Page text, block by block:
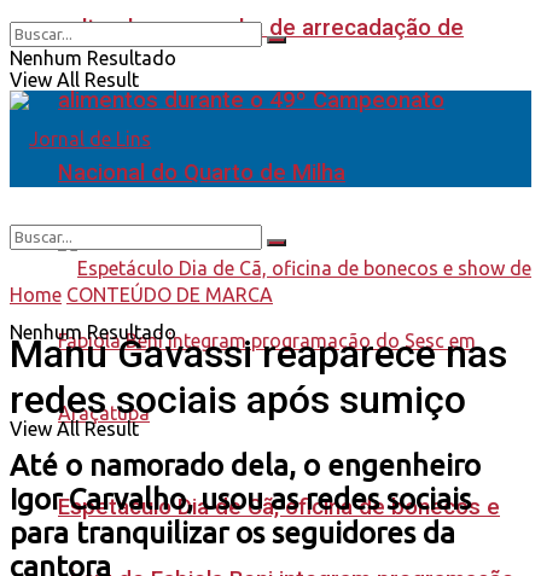
cultural e campanha de arrecadação de
alimentos durante o 49º Campeonato
Nacional do Quarto de Milha
Espetáculo Dia de Cã, oficina de bonecos e
Nenhum Resultado
View All Result
Nenhum Resultado
View All Result
Home CONTEÚDO DE MARCA
Manu Gavassi reaparece nas
redes sociais após sumiço
Até o namorado dela, o engenheiro
Igor Carvalho, usou as redes sociais
para tranquilizar os seguidores da
cantora